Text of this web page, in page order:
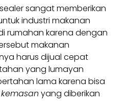
sangat memberikan
industri makanan
rumahan karena dengan
makanan
harus dijual cepat
yang lumayan
lama karena bisa
kemasan yang diberikan